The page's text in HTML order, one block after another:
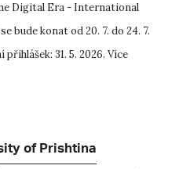
Digital Era - International
bude konat od 20. 7. do 24. 7.
31. 5. 2026. Více
of Prishtina